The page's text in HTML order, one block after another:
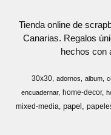
Tienda online de
Canarias. Regalos
hechos con
30x30 adornos album
encuadernar
home-decor
mixed-media papel